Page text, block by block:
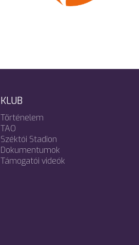
KLUB
Történelem
TAO
Széktói Stadion
Dokumentumok
Támogatói videók